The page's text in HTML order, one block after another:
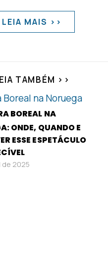
LEIA MAIS >>
TAMBÉM >>
BOREAL NA
ONDE, QUANDO E
ESSE ESPETÁCULO
de 2025